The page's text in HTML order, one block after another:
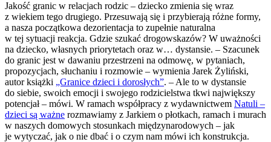
Jakość granic w relacjach rodzic – dziecko zmienia się wraz
z wiekiem tego drugiego. Przesuwają się i przybierają różne formy,
a nasza początkowa dezorientacja to zupełnie naturalna
w tej sytuacji reakcja. Gdzie szukać drogowskazów? W uważności
na dziecko, własnych priorytetach oraz w… dystansie. – Szacunek
do granic jest w dawaniu przestrzeni na odmowę, w pytaniach,
propozycjach, słuchaniu i rozmowie – wymienia Jarek Żyliński,
autor książki „Granice dzieci i dorosłych”. – Ale to w dystansie
do siebie, swoich emocji i swojego rodzicielstwa tkwi największy
potencjał – mówi. W ramach współpracy z wydawnictwem Natuli –
dzieci są ważne rozmawiamy z Jarkiem o płotkach, ramach i murach
w naszych domowych stosunkach międzynarodowych – jak
je wytyczać, jak o nie dbać i o czym nam mówi ich konstrukcja.